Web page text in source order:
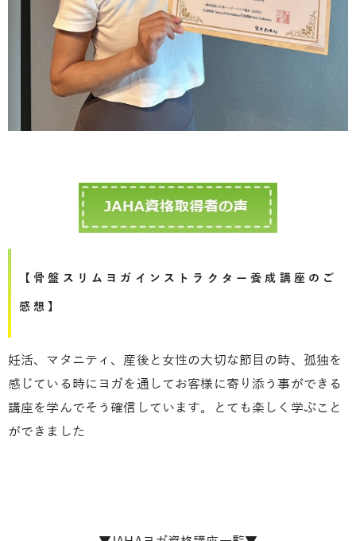
【骨盤スリムヨガインストラクター養成講座のご
感想】
妊活、マタニティ、産後と女性の大切な節目の時、孤独を
感じている時にヨガを通してお客様に寄り添う事ができる
講座を学んでそう確信しています。とても楽しく学ぶこと
ができました